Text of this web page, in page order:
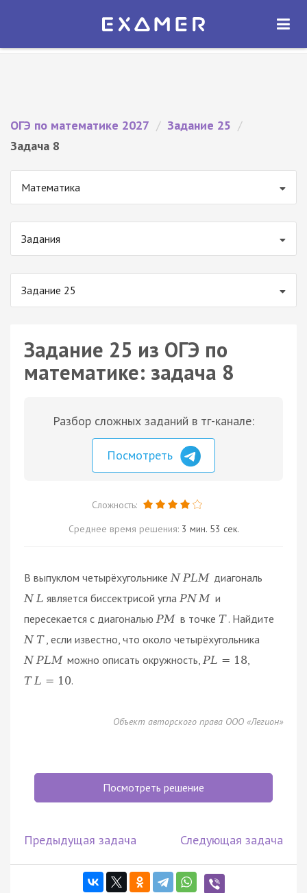
Экзамер — ЕГЭ 2027
ОТКРЫТЬ
ОГЭ по математике 2027 / Задание 25 /
Задача 8
Математика
Задания
Задание 25
Задание 25 из ОГЭ по
математике: задача 8
Разбор сложных заданий в тг-канале:
Посмотреть
Сложность:
Среднее время решения: 3 мин. 53 сек.
В выпуклом четырёхугольнике N PLM диагональ
N L является биссектрисой угла PN M и
пересекается с диагональю PM в точке T . Найдите
N T , если известно, что около четырёхугольника
N PLM можно описать окружность, PL = 18
T L = 10.
Объект авторского права ООО «Легион»
Посмотреть решение
Предыдущая задача Следующая задача